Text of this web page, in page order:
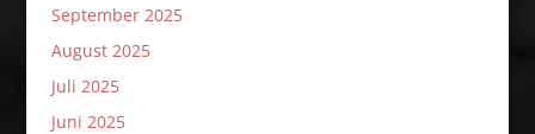
September 2025
August 2025
Juli 2025
Juni 2025